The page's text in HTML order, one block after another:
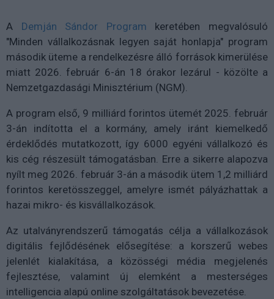
A Demján Sándor Program keretében megvalósuló
"Minden vállalkozásnak legyen saját honlapja" program
második üteme a rendelkezésre álló források kimerülése
miatt 2026. február 6-án 18 órakor lezárul - közölte a
Nemzetgazdasági Minisztérium (NGM).
A program első, 9 milliárd forintos ütemét 2025. február
3-án indította el a kormány, amely iránt kiemelkedő
érdeklődés mutatkozott, így 6000 egyéni vállalkozó és
kis cég részesült támogatásban. Erre a sikerre alapozva
nyílt meg 2026. február 3-án a második ütem 1,2 milliárd
forintos keretösszeggel, amelyre ismét pályázhattak a
hazai mikro- és kisvállalkozások.
Az utalványrendszerű támogatás célja a vállalkozások
digitális fejlődésének elősegítése: a korszerű webes
jelenlét kialakítása, a közösségi média megjelenés
fejlesztése, valamint új elemként a mesterséges
intelligencia alapú online szolgáltatások bevezetése.